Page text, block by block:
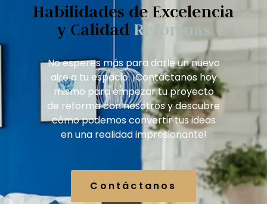
Habilidades de Excelencia
y Calidad
e or
No esperes más para darle un nuevo
aire a tu espacio. ¡Contáctanos hoy
mismo para empezar tu proyecto
de reforma con nosotros y descubre
cómo podemos convertir tus ideas